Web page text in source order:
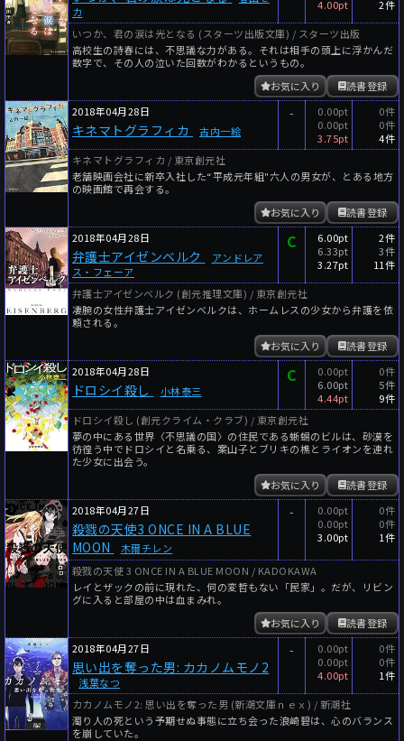
カ
4.00pt
2件
いつか、君の涙は光となる (スターツ出版文庫) / スターツ出版
高校生の詩春には、不思議な力がある。それは相手の頭上に浮かんだ
数字で、その人の泣いた回数がわかるというもの。
読書登録
お気に入り
2018年04月28日
キネマトグラフィカ 古内一絵
-
0.00pt
0.00pt
3.75pt
0件
0件
4件
キネマトグラフィカ / 東京創元社
老舗映画会社に新卒入社した“平成元年組"六人の男女が、とある地方
の映画館で再会する。
読書登録
お気に入り
2018年04月28日
弁護士アイゼンベルク
アンドレア
ス・フェーア
C
6.00pt
6.33pt
3.27pt
2件
3件
11件
弁護士アイゼンベルク (創元推理文庫) / 東京創元社
凄腕の女性弁護士アイゼンベルクは、ホームレスの少女から弁護を依
頼される。
読書登録
お気に入り
2018年04月28日
ドロシイ殺し 小林泰三
C
0.00pt
6.00pt
4.44pt
0件
5件
9件
ドロシイ殺し (創元クライム・クラブ) / 東京創元社
夢の中にある世界〈不思議の国〉の住民である蜥蜴のビルは、砂漠を
彷徨う中でドロシイと名乗る、案山子とブリキの樵とライオンを連れ
た少女に出会う。
読書登録
お気に入り
2018年04月27日
殺戮の天使3 ONCE IN A BLUE
MOON
木爾チレン
-
0.00pt
0.00pt
3.00pt
0件
0件
1件
殺戮の天使 3 ONCE IN A BLUE MOON / KADOKAWA
レイとザックの前に現れた、何の変哲もない「民家」。だが、リビン
グに入ると部屋の中は血まみれ。
読書登録
お気に入り
2018年04月27日
思い出を奪った男: カカノムモノ2
浅葉なつ
-
0.00pt
0.00pt
4.00pt
0件
0件
1件
カカノムモノ2: 思い出を奪った男 (新潮文庫ｎｅｘ) / 新潮社
濁り人の死という予期せぬ事態に立ち会った浪崎碧は、心のバランス
を崩していた。